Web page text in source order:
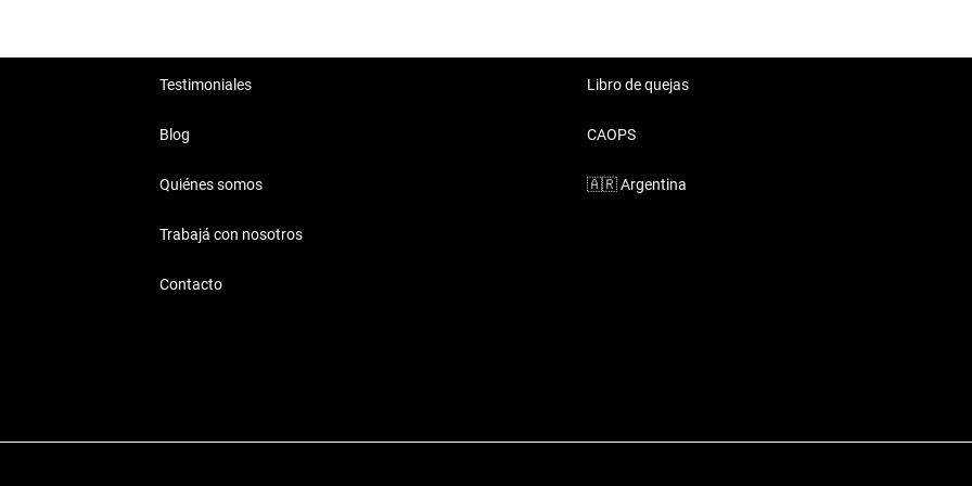
compacto y eficiente para el
Testimoniales
Blog
Quiénes somos
Trabajá con nosotros
Contacto
Libro de quejas
CAOPS
🇦🇷 Argentina